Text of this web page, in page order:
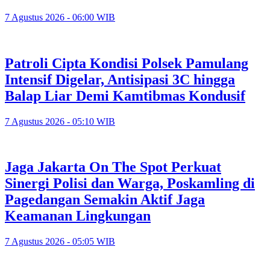
7 Agustus 2026 - 06:00 WIB
Patroli Cipta Kondisi Polsek Pamulang
Intensif Digelar, Antisipasi 3C hingga
Balap Liar Demi Kamtibmas Kondusif
7 Agustus 2026 - 05:10 WIB
Jaga Jakarta On The Spot Perkuat
Sinergi Polisi dan Warga, Poskamling di
Pagedangan Semakin Aktif Jaga
Keamanan Lingkungan
7 Agustus 2026 - 05:05 WIB